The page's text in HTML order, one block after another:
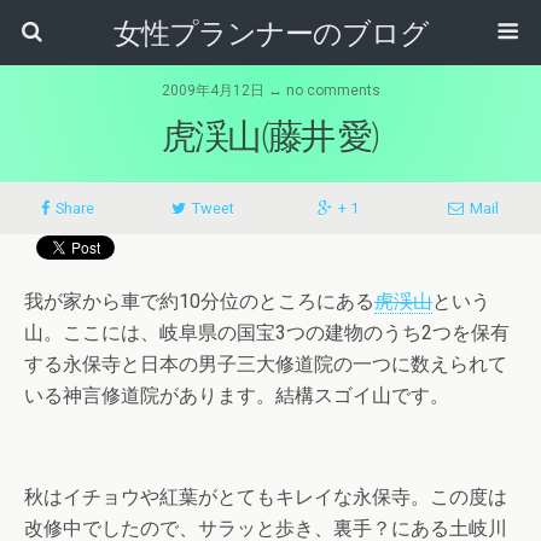
女性プランナーのブログ
2009年4月12日 ↔ no comments
虎渓山(藤井 愛)
Share Tweet + 1 Mail
我が家から車で約10分位のところにある虎渓山という
山。ここには、岐阜県の国宝3つの建物のうち2つを保有
する永保寺と日本の男子三大修道院の一つに数えられて
いる神言修道院があります。結構スゴイ山です。
秋はイチョウや紅葉がとてもキレイな永保寺。この度は
改修中でしたので、サラッと歩き、裏手？にある土岐川